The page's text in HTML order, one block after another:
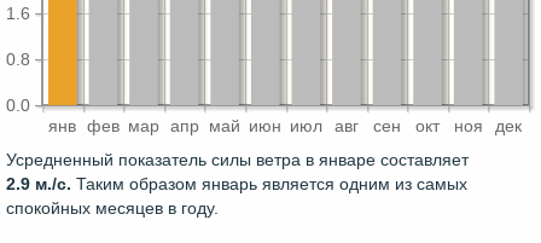
янв фев мар апр май июн июл авг сен окт ноя дек
0.0
0.8
1.6
Усредненный показатель силы ветра в январе составляет
2.9 м./с. Таким образом январь является одним из самых
спокойных месяцев в году.